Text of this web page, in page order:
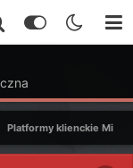
Platformy klienckie